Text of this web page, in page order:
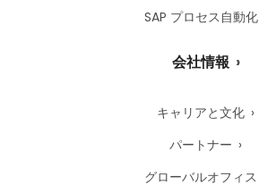
SAP プロセス自動化
会社情報
キャリアと文化
パートナー
グローバルオフィス